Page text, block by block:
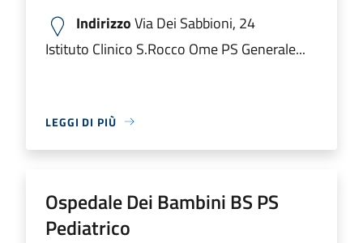
IndirizzoVia Dei Sabbioni, 24
Istituto Clinico S.Rocco Ome PS Generale...
LEGGI DI PIÙ
Ospedale Dei Bambini BS PS
Pediatrico